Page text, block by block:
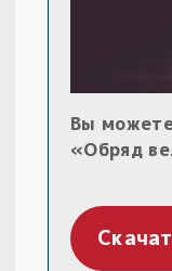
Вы
«Обряд